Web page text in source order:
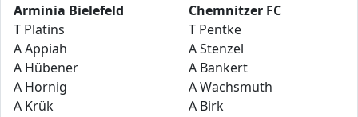
Arminia Bielefeld
T Platins
A Appiah
A Hübener
A Hornig
A Krük
Chemnitzer FC
T Pentke
A Stenzel
A Bankert
A Wachsmuth
A Birk